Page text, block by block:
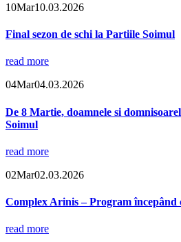
10Mar10.03.2026
Final sezon de schi la Partiile Soimul
read more
04Mar04.03.2026
De 8 Martie, doamnele si
Soimul
read more
02Mar02.03.2026
Complex Arinis – Program începând
read more